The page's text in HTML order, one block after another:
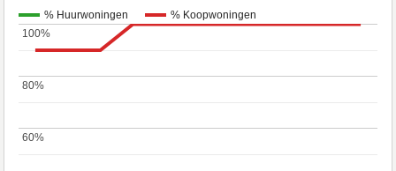
% Huurwoningen % Koopwoningen
60%
60%
80%
80%
100%
100%